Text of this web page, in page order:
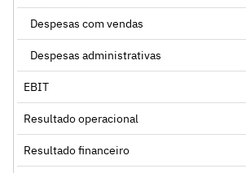
Despesas com vendas
Despesas administrativas
EBIT
Resultado operacional
Resultado financeiro